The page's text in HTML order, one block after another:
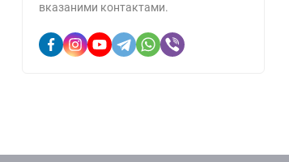
вказаними контактами.